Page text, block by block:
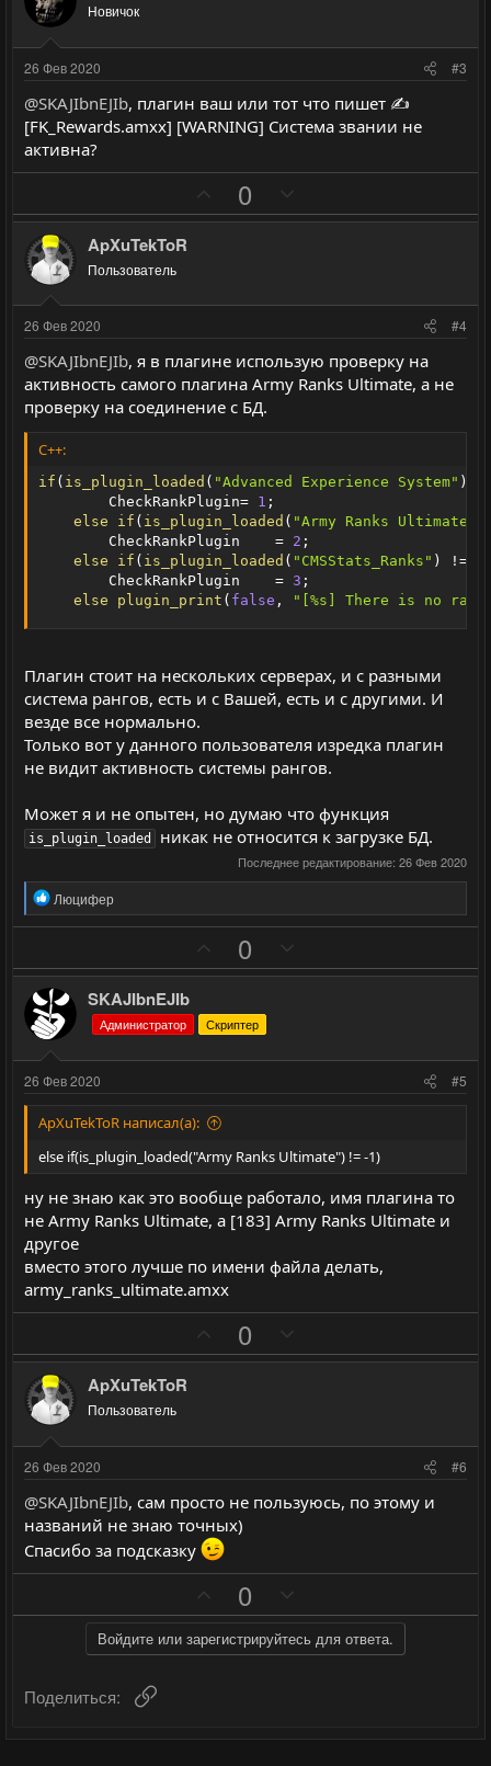
т
в
н
ы
й
о
с
т
в
н
ы
й
о
с
Новичок
26 Фев 2020 #3
@SKAJIbnEJIb, плагин ваш или тот что пишет ✍
[FK_Rewards.amxx] [WARNING] Система звании не
активна?
о
т
в
н
ы
о
л
о
с
0
е
т
в
н
ы
о
л
о
с
ApXuTekToR
Пользователь
26 Фев 2020 #4
@SKAJIbnEJIb, я в плагине использую проверку на
активность самого плагина Army Ranks Ultimate, а не
проверку на соединение с БД.
C++:
if ( is_plugin_loaded ( "Advanced Experience System" )
        CheckRankPlugin
= 1 ;
else
if ( is_plugin_loaded ( "Army Ranks Ultimate"
        CheckRankPlugin
= 2 ;
else
if ( is_plugin_loaded ( "CMSStats_Ranks" ) !=
        CheckRankPlugin
= 3 ;
else
plugin_print ( false , "[%s] There is no
Плагин стоит на нескольких серверах, и с разными
система рангов, есть и с Вашей, есть и с другими. И
везде все нормально.
Только вот у данного пользователя изредка плагин
не видит активность системы рангов.
Может я и не опытен, но думаю что функция
is_plugin_loaded никак не относится к загрузке БД.
Последнее редактирование: 26 Фев 2020
Р
е
а
ц
и
:
Люцифер
о
и
т
н
ы
г
о
л
о
с
0
е
т
ы
г
о
л
с
SKAJIbnEJIb
Администратор Скриптер
26 Фев 2020 #5
ApXuTekToR написал(а):
else if(is_plugin_loaded("Army Ranks Ultimate") != -1)
ну не знаю как это вообще работало, имя плагина то
не Army Ranks Ultimate, а [183] Army Ranks Ultimate и
другое
вместо этого лучше по имени файла делать,
army_ranks_ultimate.amxx
о
т
в
н
ы
й
о
л
0
е
т
в
н
й
о
л
ApXuTekToR
Пользователь
26 Фев 2020 #6
@SKAJIbnEJIb, сам просто не пользуюсь, по этому и
названий не знаю точных)
Спасибо за подсказку
о
з
в
0
е
г
в
Войдите или зарегистрируйтесь для ответа.
Поделиться: